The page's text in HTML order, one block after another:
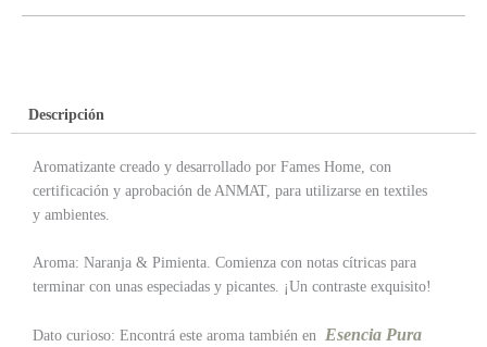
Descripción
Aromatizante creado y desarrollado por Fames Home, con
certificación y aprobación de ANMAT, para utilizarse en textiles
y ambientes.
Aroma: Naranja & Pimienta. Comienza con notas cítricas para
terminar con unas especiadas y picantes. ¡Un contraste exquisito!
Dato curioso: Encontrá este aroma también en Esencia Pura